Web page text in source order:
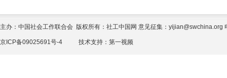
主办：中国社会工作联合会 版权所有：社工中国网 意见征集：yijian@swchina.org
京ICP备09025691号-4 技术支持： 第一视频